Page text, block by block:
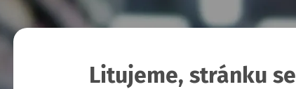
Litujeme, stránku se